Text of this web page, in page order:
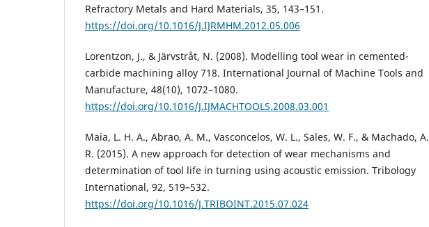
Refractory Metals and Hard Materials, 35, 143–151.
https://doi.org/10.1016/J.IJRMHM.2012.05.006
Lorentzon, J., & Järvstråt, N. (2008). Modelling tool wear in cemented-
carbide machining alloy 718. International Journal of Machine Tools and
Manufacture, 48(10), 1072–1080.
https://doi.org/10.1016/J.IJMACHTOOLS.2008.03.001
Maia, L. H. A., Abrao, A. M., Vasconcelos, W. L., Sales, W. F., & Machado, A.
R. (2015). A new approach for detection of wear mechanisms and
determination of tool life in turning using acoustic emission. Tribology
International, 92, 519–532.
https://doi.org/10.1016/J.TRIBOINT.2015.07.024